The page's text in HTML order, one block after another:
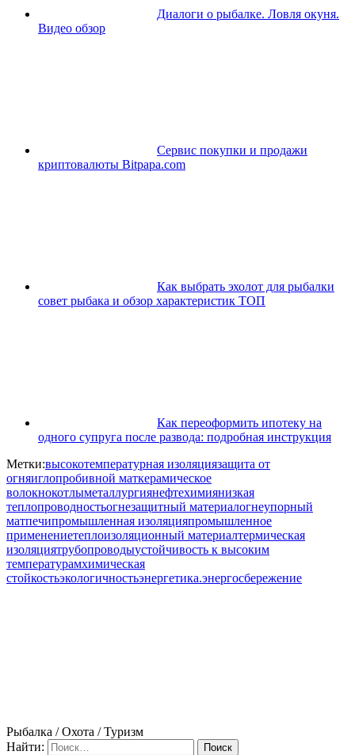
Диалоги о рыбалке. Ловля окуня.
Видео обзор
Сервис покупки и продажи
криптовалюты Bitpapa.com
Как выбрать эхолот для рыбалки
совет рыбака и обзор характеристик ТОП
Как переоформить ипотеку на
одного супруга после развода: подробная инструкция
Метки:высокотемпературная изоляциязащита от
огняиглопробивной маткерамическое
волокнокотлыметаллургиянефтехимиянизкая
теплопроводностьогнезащитный материалогнеупорный
матпечипромышленная изоляцияпромышленное
применениетеплоизоляционный материалтермическая
изоляциятрубопроводыустойчивость к высоким
температурамхимическая
стойкостьэкологичностьэнергетика.энергосбережение
Рыбалка / Охота / Туризм
Найти: